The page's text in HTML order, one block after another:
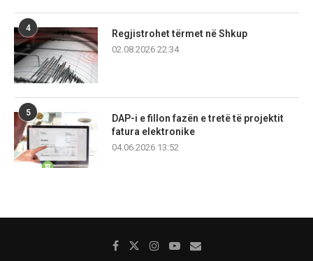
4
Regjistrohet tërmet në Shkup
02.08.2026 22:34
5
DAP-i e fillon fazën e tretë të projektit
fatura elektronike
04.06.2026 13:52